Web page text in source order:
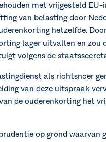
met vrijgesteld
van belasting door
hetzelfde.
lager uitvallen en
volgens de
als richtsnoer
van deze uitspraak
de ouderenkorting het
op grond waarvan